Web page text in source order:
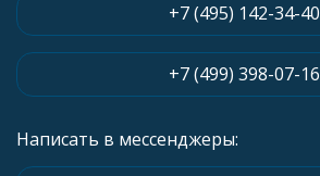
+7 (495) 142-34-40
+7 (499) 398-07-16
Написать в мессенджеры: